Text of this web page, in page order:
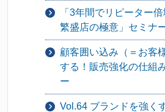
「3年間でリピーター
繁盛店の極意」セミナ
顧客囲い込み（＝お客
する！販売強化の仕組
ー
Vol.64 ブランドを強く